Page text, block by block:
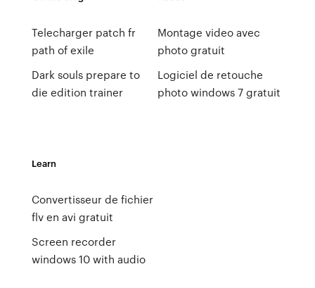
Telecharger patch fr
path of exile
Dark souls prepare to
die edition trainer
Montage video avec
photo gratuit
Logiciel de retouche
photo windows 7 gratuit
Learn
Convertisseur de fichier
flv en avi gratuit
Screen recorder
windows 10 with audio